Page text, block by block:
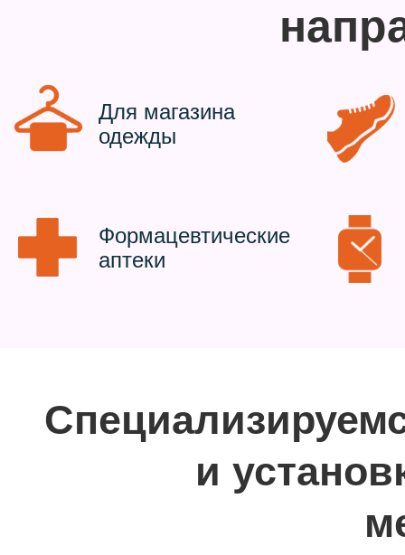
и
Формацевтические
аптеки
Для магазина
одежды